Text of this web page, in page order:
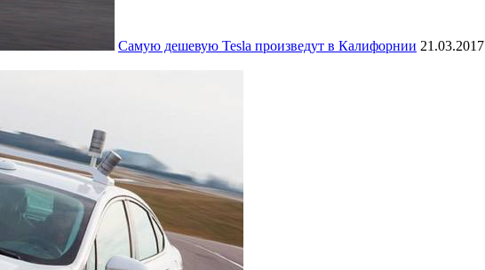
Самую дешевую Tesla произведут в Калифорнии 21.03.2017